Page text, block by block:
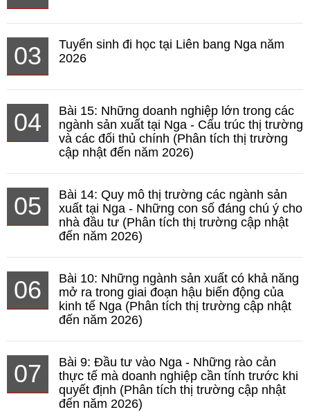
03
Tuyển sinh đi học tại Liên bang Nga năm
2026
04
Bài 15: Những doanh nghiệp lớn trong các
ngành sản xuất tại Nga - Cấu trúc thị trường
và các đối thủ chính (Phân tích thị trường
cập nhật đến năm 2026)
05
Bài 14: Quy mô thị trường các ngành sản
xuất tại Nga - Những con số đáng chú ý cho
nhà đầu tư (Phân tích thị trường cập nhật
đến năm 2026)
06
Bài 10: Những ngành sản xuất có khả năng
mở ra trong giai đoạn hậu biến động của
kinh tế Nga (Phân tích thị trường cập nhật
đến năm 2026)
07
Bài 9: Đầu tư vào Nga - Những rào cản
thực tế mà doanh nghiệp cần tính trước khi
quyết định (Phân tích thị trường cập nhật
đến năm 2026)